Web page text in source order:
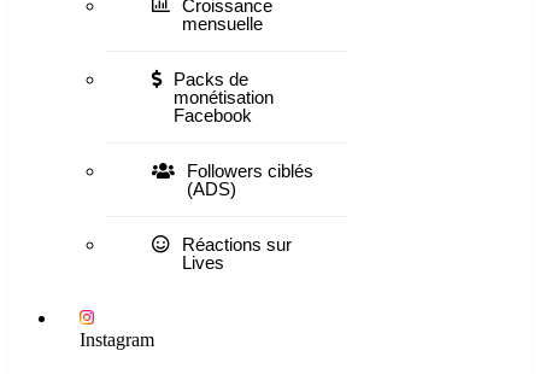
Croissance
mensuelle
Packs de
monétisation
Facebook
Followers ciblés
(ADS)
Réactions sur
Lives
Instagram